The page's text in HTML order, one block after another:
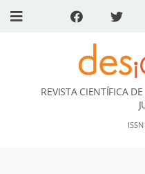
REVISTA CIENTÍFICA